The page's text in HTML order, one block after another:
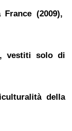
(2009),
vestiti solo di
della